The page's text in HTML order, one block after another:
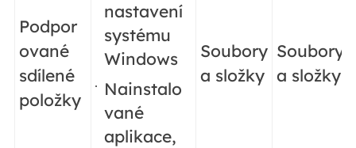
Podpor
ované
sdílené
položky
nastavení
systému
Windows
Nainstalo
vané
aplikace,
Soubory
a složky
Soubory
a složky